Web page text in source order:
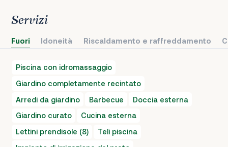
Servizi
Fuori Idoneità Riscaldamento e raffreddamento
Piscina con idromassaggio
Giardino completamente recintato
Arredi da giardino
Barbecue
Doccia esterna
Giardino curato
Cucina esterna
Lettini prendisole (8)
Teli piscina